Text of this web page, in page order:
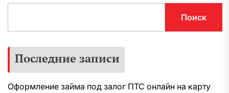
Поиск
Последние записи
Оформление займа под залог ПТС онлайн на карту